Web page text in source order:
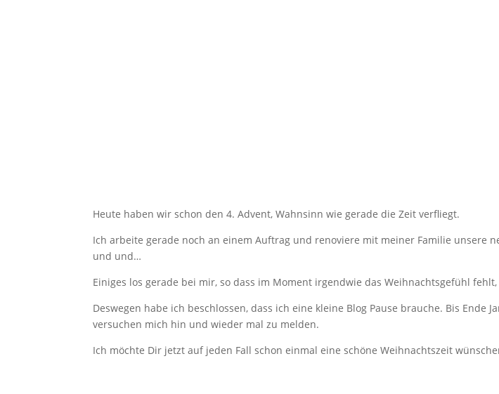
Heute haben wir schon den 4. Advent, Wahnsinn wie gerade die Zeit verfliegt.
Ich arbeite gerade noch an einem Auftrag und renoviere mit meiner Familie unsere
und und…
Einiges los gerade bei mir, so dass im Moment irgendwie das Weihnachtsgefühl
Deswegen habe ich beschlossen, dass ich eine kleine Blog Pause brauche. Bis
versuchen mich hin und wieder mal zu melden.
Ich möchte Dir jetzt auf jeden Fall schon einmal eine schöne Weihnachtszeit